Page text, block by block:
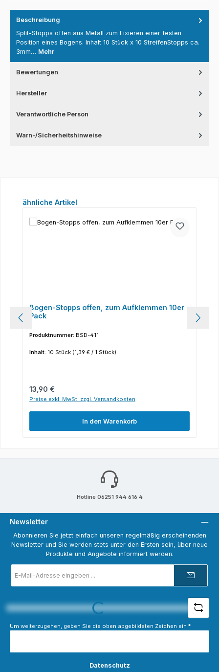
Beschreibung
Split-Stopps offen aus Metall zum Fixieren einer festen
Position eines Bogens. Inhalt 10 Stück x 10 StreifenStopps ca.
3mm… Mehr
Bewertungen
Hersteller
Verantwortliche Person
Warn-/Sicherheitshinweise
Produktgalerie überspringen
ähnliche Artikel
Bogen-Stopps offen, zum Aufklemmen 10er
Pack
Produktnummer: BSD-411
Inhalt: 10 Stück (1,39 € / 1 Stück)
Regulärer Preis:
13,90 €
Preise exkl. MwSt. zzgl. Versandkosten
In den Warenkorb
Hotline 06251 944 616 4
Newsletter
Abonnieren Sie jetzt einfach unseren regelmäßig erscheinenden
Newsletter und Sie werden stets unter den Ersten sein, über neue
Produkte und Angebote informiert werden.
Mail-
Adresse
Loading...
Um weiterzugehen, geben Sie die oben abgebildeten Zeichen ein *
Datenschutz